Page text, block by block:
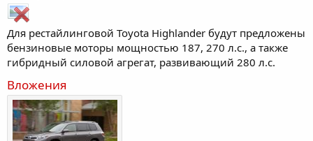
Для рестайлинговой Toyota Highlander будут предложены
бензиновые моторы мощностью 187, 270 л.с., а также
гибридный силовой агрегат, развивающий 280 л.с.
Вложения